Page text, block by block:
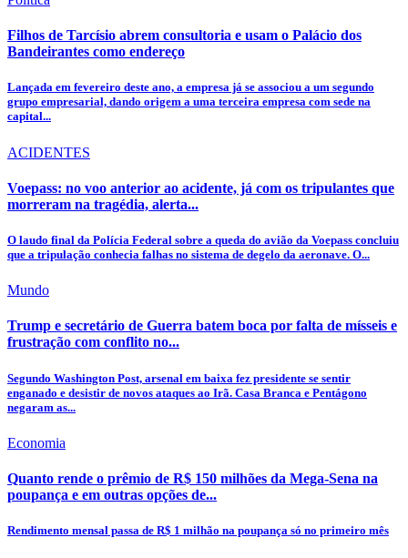
Filhos de Tarcísio abrem consultoria e usam o Palácio dos
Bandeirantes como endereço
Lançada em fevereiro deste ano, a empresa já se associou a um segundo
grupo empresarial, dando origem a uma terceira empresa com sede na
capital...
ACIDENTES
Voepass: no voo anterior ao acidente, já com os tripulantes que
morreram na tragédia, alerta...
O laudo final da Polícia Federal sobre a queda do avião da Voepass concluiu
que a tripulação conhecia falhas no sistema de degelo da aeronave. O...
Mundo
Trump e secretário de Guerra batem boca por falta de mísseis e
frustração com conflito no...
Segundo Washington Post, arsenal em baixa fez presidente se sentir
enganado e desistir de novos ataques ao Irã. Casa Branca e Pentágono
negaram as...
Economia
Quanto rende o prêmio de R$ 150 milhões da Mega-Sena na
poupança e em outras opções de...
Rendimento mensal passa de R$ 1 milhão na poupança só no primeiro mês